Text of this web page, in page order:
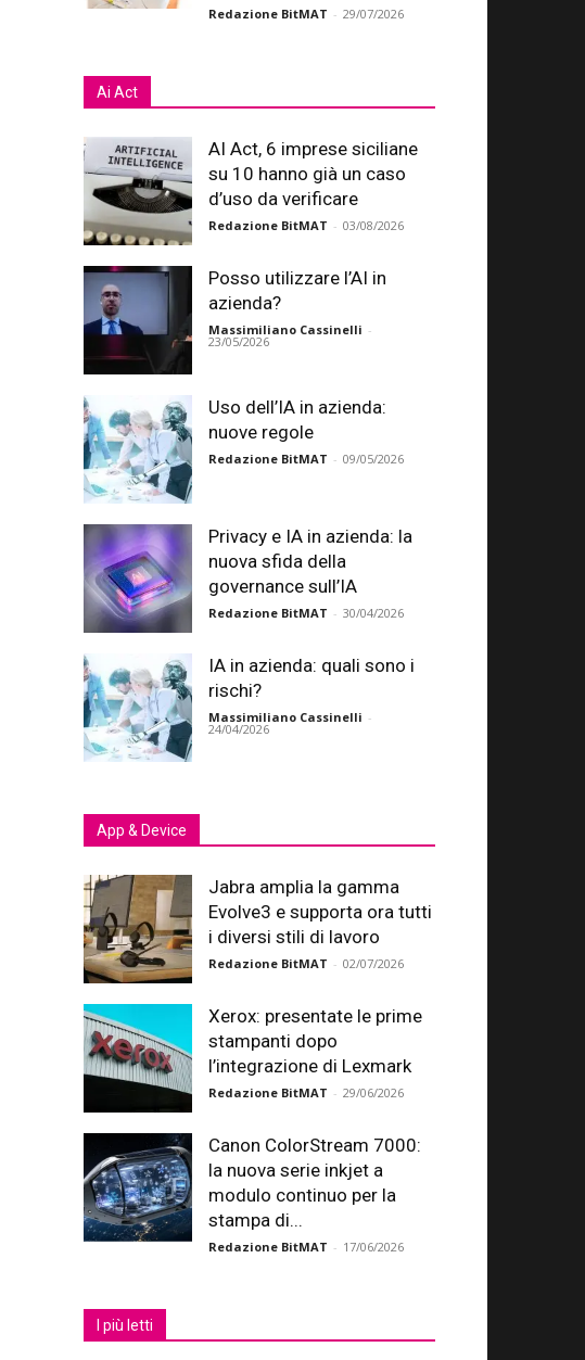
Redazione BitMAT - 29/07/2026
Ai Act
AI Act, 6 imprese siciliane
su 10 hanno già un caso
d’uso da verificare
Redazione BitMAT - 03/08/2026
Posso utilizzare l’AI in
azienda?
Massimiliano Cassinelli -
23/05/2026
Uso dell’IA in azienda:
nuove regole
Redazione BitMAT - 09/05/2026
Privacy e IA in azienda: la
nuova sfida della
governance sull’IA
Redazione BitMAT - 30/04/2026
IA in azienda: quali sono i
rischi?
Massimiliano Cassinelli -
24/04/2026
App & Device
Jabra amplia la gamma
Evolve3 e supporta ora tutti
i diversi stili di lavoro
Redazione BitMAT - 02/07/2026
Xerox: presentate le prime
stampanti dopo
l’integrazione di Lexmark
Redazione BitMAT - 29/06/2026
Canon ColorStream 7000:
la nuova serie inkjet a
modulo continuo per la
stampa di...
Redazione BitMAT - 17/06/2026
I più letti